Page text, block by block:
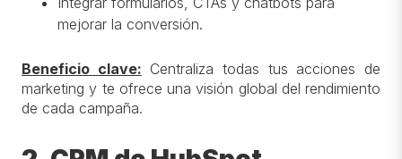
mejorar la conversión.
Beneficio clave: Centraliza todas tus acciones de
marketing y te ofrece una visión global del rendimiento
de cada campaña.